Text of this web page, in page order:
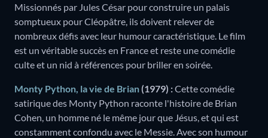
Missionnés par Jules César pour construire un palais
somptueux pour Cléopâtre, ils doivent relever de
nombreux défis avec leur humour caractéristique. Le film
est un véritable succès en France et reste une comédie
culte et un nid à références pour briller en soirée.
Monty Python, la vie de Brian (1979) :Cette comédie
satirique des Monty Python raconte l'histoire de Brian
Cohen, un homme né le même jour que Jésus, et qui est
constamment confondu avec le Messie. Avec son humour